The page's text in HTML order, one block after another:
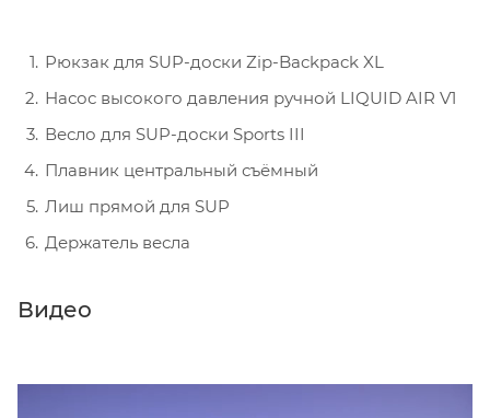
Рюкзак для SUP-доски Zip-Backpack XL
Насос высокого давления ручной LIQUID AIR V1
Весло для SUP-доски Sports III
Плавник центральный съёмный
Лиш прямой для SUP
Держатель весла
Видео